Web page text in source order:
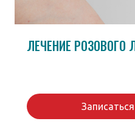
ЛЕЧЕНИЕ РОЗОВОГО